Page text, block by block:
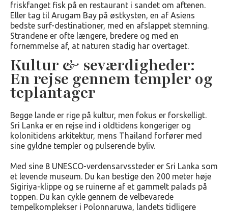
friskfanget fisk på en restaurant i sandet om aftenen.
Eller tag til Arugam Bay på østkysten, en af Asiens
bedste surf-destinationer, med en afslappet stemning.
Strandene er ofte længere, bredere og med en
fornemmelse af, at naturen stadig har overtaget.
Kultur & seværdigheder:
En rejse gennem templer og
teplantager
Begge lande er rige på kultur, men fokus er forskelligt.
Sri Lanka er en rejse ind i oldtidens kongeriger og
kolonitidens arkitektur, mens Thailand forfører med
sine gyldne templer og pulserende byliv.
Med sine 8 UNESCO-verdensarvssteder er Sri Lanka som
et levende museum. Du kan bestige den 200 meter høje
Sigiriya-klippe og se ruinerne af et gammelt palads på
toppen. Du kan cykle gennem de velbevarede
tempelkomplekser i Polonnaruwa, landets tidligere